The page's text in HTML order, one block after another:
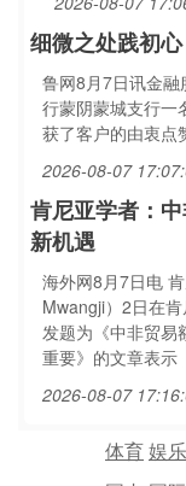
细微之处践初
鲁网8月7日讯金
行蒙阴蒙城支行一
获了客户的由衷点
2026-08-07
肯尼亚学者：
新机遇
海外网8月7日电
Mwangji）2日在
发题为《中非贸易
重要》的文章表示
2026-08-07
体育娱乐